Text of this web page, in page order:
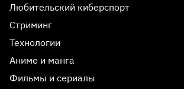
Любительский киберспорт
Стриминг
Технологии
Аниме и манга
Фильмы и сериалы